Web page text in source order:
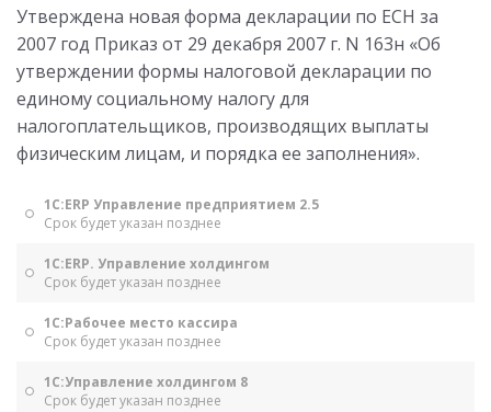
Утверждена новая форма декларации по ЕСН за
2007 год Приказ от 29 декабря 2007 г. N 163н «Об
утверждении формы налоговой декларации по
единому социальному налогу для
налогоплательщиков, производящих выплаты
физическим лицам, и порядка ее заполнения».
1С:ERP Управление предприятием 2.5
Срок будет указан позднее
1С:ERP. Управление холдингом
Срок будет указан позднее
1С:Рабочее место кассира
Срок будет указан позднее
1С:Управление холдингом 8
Срок будет указан позднее